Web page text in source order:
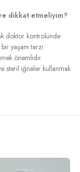
dikkat etmeliyim?
doktor kontrolünde
yaşam tarzı
önemlidir.
steril iğneler kullanmak